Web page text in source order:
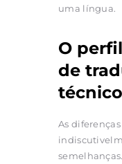
uma língua.
O
de
As